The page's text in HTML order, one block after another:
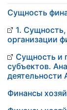
Сущность
1.
организации
Сущность и
субъектов.
деятельности
Финансы